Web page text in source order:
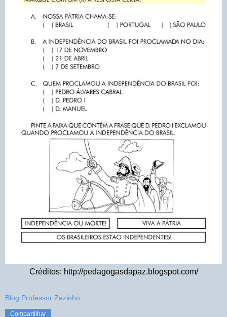
Créditos: http://pedagogasdapaz.blogspot.com/
Blog Professor Zezinho
Compartilhar